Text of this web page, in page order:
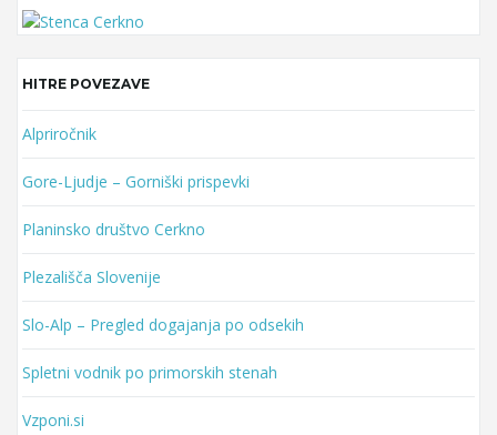
h
k
e
y
w
o
r
d
HITRE POVEZAVE
Alpriročnik
Gore-Ljudje – Gorniški prispevki
Planinsko društvo Cerkno
Plezališča Slovenije
Slo-Alp – Pregled dogajanja po odsekih
Spletni vodnik po primorskih stenah
Vzponi.si